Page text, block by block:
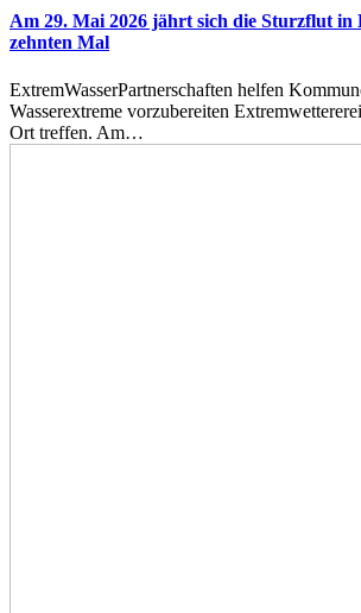
Am 29. Mai 2026 jährt sich die Sturzflut in
zehnten Mal
ExtremWasserPartnerschaften helfen
Wasserextreme vorzubereiten
Ort treffen. Am…